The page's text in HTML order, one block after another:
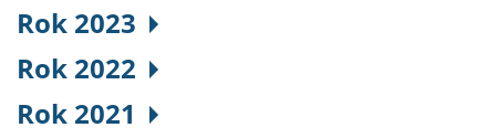
Rok 2023
Rok 2022
Rok 2021